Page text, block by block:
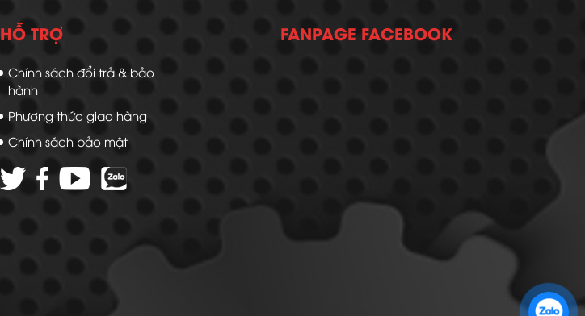
HỖ TRỢ
Chính sách đổi trả & bảo
hành
Phương thức giao hàng
Chính sách bảo mật
FANPAGE FACEBOOK